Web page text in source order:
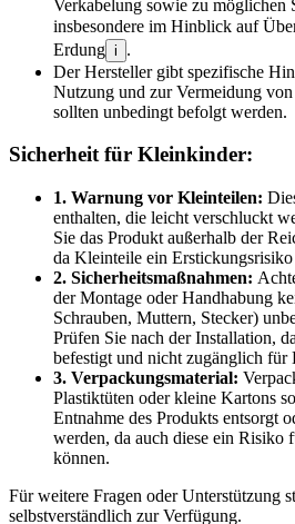
Verkabelung sowie zu möglichen
insbesondere im Hinblick auf
Erdung i
.
Der Hersteller gibt spezifische
Nutzung und zur Vermeidung
sollten unbedingt befolgt werden.
Sicherheit für Kleinkinder:
1. Warnung vor Kleinteilen:
enthalten, die leicht verschluckt
Sie das Produkt außerhalb der
da Kleinteile ein
2. Sicherheitsmaßnahmen:
der Montage oder Handhabung
Schrauben, Muttern, Stecker)
Prüfen Sie nach der Installation,
befestigt und nicht zugänglich für
3. Verpackungsmaterial:
Plastiktüten oder kleine Kartons
Entnahme des Produkts entsorgt
werden, da auch diese ein Risiko
können.
Für weitere Fragen oder Unterstützung
selbstverständlich zur Verfügung.